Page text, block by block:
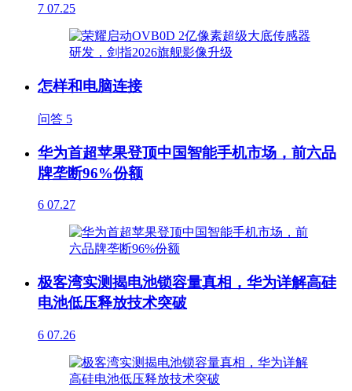
7 07.25
怎样和电脑连接
问答 5
华为首超苹果登顶中国智能手机市场，前六品
牌垄断96%份额
6 07.27
极客湾实测揭电池锁容量真相，华为详解高硅
电池低压释放技术突破
6 07.26